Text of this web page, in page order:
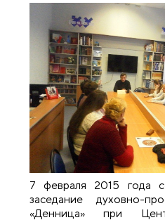
7 февраля 2015 года
заседание духовно-
«Денница» при